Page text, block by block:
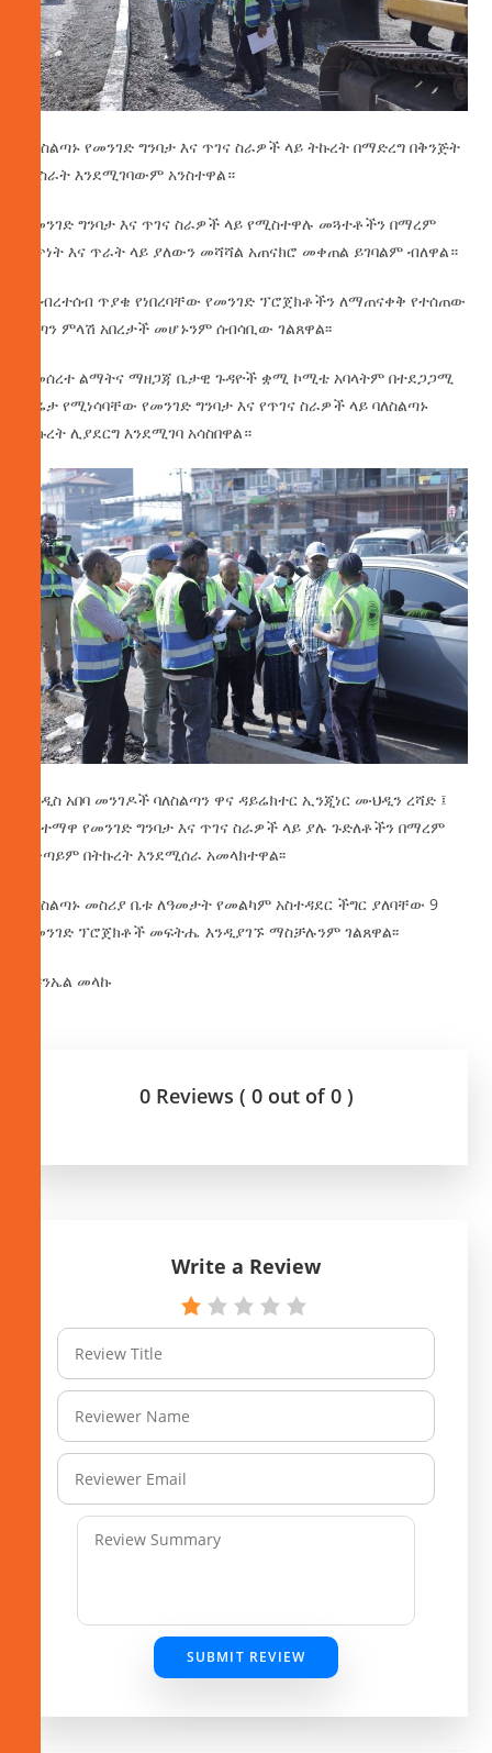
ባለስልጣኑ የመንገድ ግንባታ እና ጥገና ስራዎች ላይ ትኩረት በማድረግ በቅንጅት
መስራት እንደሚገባውም አንስተዋል።
በመንገድ ግንባታ እና ጥገና ስራዎች ላይ የሚስተዋሉ መጓተቶችን በማረም
ፍጥነት እና ጥራት ላይ ያለውን መሻሻል አጠናክሮ መቀጠል ይገባልም ብለዋል።
የህብረተሰብ ጥያቄ የነበረባቸው የመንገድ ፕሮጀክቶችን ለማጠናቀቅ የተሰጠው
ፈጣን ምላሽ አበረታች መሆኑንም ሰብሳቢው ገልጸዋል፡፡
የመሰረተ ልማትና ማዘጋጃ ቤታዊ ጉዳዮች ቋሚ ኮሚቴ አባላትም በተደጋጋሚ
ቅሬታ የሚነሳባቸው የመንገድ ግንባታ እና የጥገና ስራዎች ላይ ባለስልጣኑ
ትኩረት ሊያደርግ እንደሚገባ አሳስበዋል።
የአዲስ አበባ መንገዶች ባለስልጣን ዋና ዳይሬክተር ኢንጂነር ሙህዲን ረሻድ ፤
በከተማዋ የመንገድ ግንባታ እና ጥገና ስራዎች ላይ ያሉ ጉድለቶችን በማረም
በቀጣይም በትኩረት እንደሚሰራ አመላክተዋል፡፡
ባለስልጣኑ መስሪያ ቤቱ ለዓመታት የመልካም አስተዳደር ችግር ያለባቸው 9
የመንገድ ፕሮጀክቶች መፍትሔ እንዲያገኙ ማስቻሉንም ገልጸዋል፡፡
በዳንኤል መላኩ
0 Reviews ( 0 out of 0 )
Write a Review
SUBMIT REVIEW